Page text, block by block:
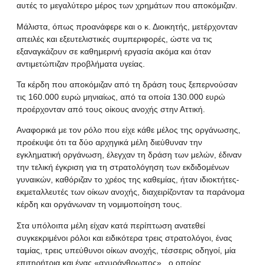
αυτές το μεγαλύτερο μέρος των χρημάτων που αποκόμιζαν.
Μάλιστα, όπως προανάφερε και ο κ. Διοικητής, μετέρχονταν
απειλές και εξευτελιστικές συμπεριφορές, ώστε να τις
εξαναγκάζουν σε καθημερινή εργασία ακόμα και όταν
αντιμετώπιζαν προβλήματα υγείας.
Τα κέρδη που αποκόμιζαν από τη δράση τους ξεπερνούσαν
τις 160.000 ευρώ μηνιαίως, από τα οποία 130.000 ευρώ
προέρχονταν από τους οίκους ανοχής στην Αττική.
Αναφορικά με τον ρόλο που είχε κάθε μέλος της οργάνωσης,
προέκυψε ότι τα δύο αρχηγικά μέλη διεύθυναν την
εγκληματική οργάνωση, έλεγχαν τη δράση των μελών, έδιναν
την τελική έγκριση για τη στρατολόγηση των εκδιδομένων
γυναικών, καθόριζαν το χρέος της καθεμίας, ήταν ιδιοκτήτες-
εκμεταλλευτές των οίκων ανοχής, διαχειρίζονταν τα παράνομα
κέρδη και οργάνωναν τη νομιμοποίηση τους.
Στα υπόλοιπα μέλη είχαν κατά περίπτωση ανατεθεί
συγκεκριμένοι ρόλοι και ειδικότερα τρεις στρατολόγοι, ένας
ταμίας, τρεις υπεύθυνοι οίκων ανοχής, τέσσερις οδηγοί, μία
επιτηρήτρια και ένας «αχυράνθρωπος» , ο οποίος